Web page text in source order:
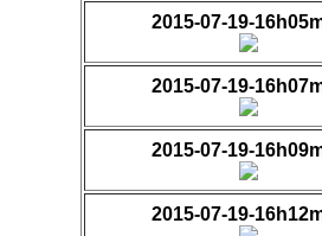
2015-07-19-
2015-07-19-
2015-07-19-
2015-07-19-